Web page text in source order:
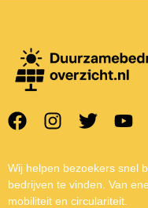
Wij helpen bezoekers snel
bedrijven te vinden. Van
mobiliteit en circulariteit.